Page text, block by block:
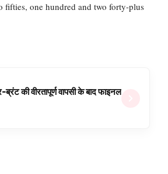
fifties, one hundred and two forty-plus
की वीरतापूर्ण वापसी के बाद फाइनल